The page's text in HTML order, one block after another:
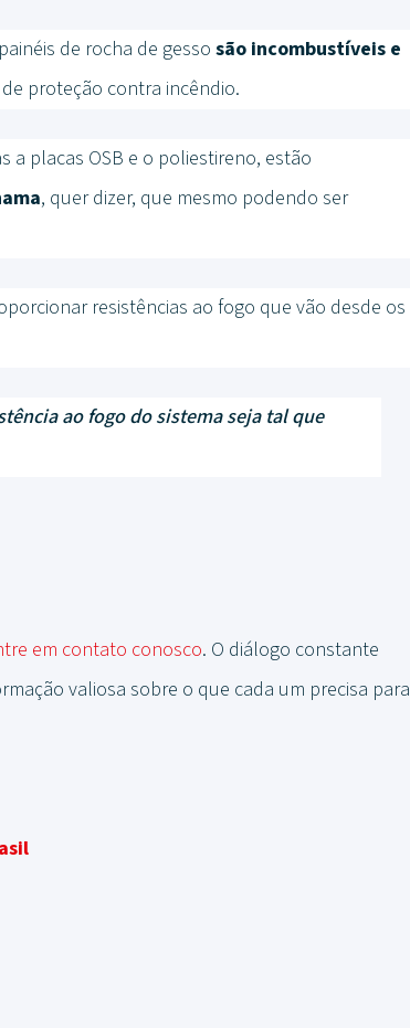
de rocha de gesso são incombustíveis e
de proteção contra incêndio.
placas OSB e o poliestireno, estão
, quer dizer, que mesmo podendo ser
resistências ao fogo que vão desde os
ao fogo do sistema seja tal que
em contato conosco. O diálogo constante
valiosa sobre o que cada um precisa para